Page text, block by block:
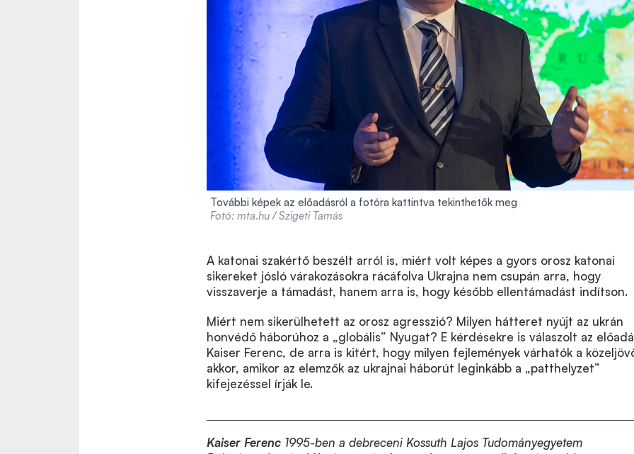
További képek az előadásról a fotóra kattintva tekinthetők meg
Fotó: mta.hu / Szigeti Tamás
A katonai szakértő beszélt arról is, miért volt képes a gyors orosz katonai
sikereket jósló várakozásokra rácáfolva Ukrajna nem csupán arra, hogy
visszaverje a támadást, hanem arra is, hogy később ellentámadást indítson.
Miért nem sikerülhetett az orosz agresszió? Milyen hátteret nyújt az ukrán
honvédő háborúhoz a „globális” Nyugat? E kérdésekre is válaszolt az
Kaiser Ferenc, de arra is kitért, hogy milyen fejlemények várhatók a
akkor, amikor az elemzők az ukrajnai háborút leginkább a „patthelyzet”
kifejezéssel írják le.
Kaiser Ferenc 1995-ben a debreceni Kossuth Lajos Tudományegyetem